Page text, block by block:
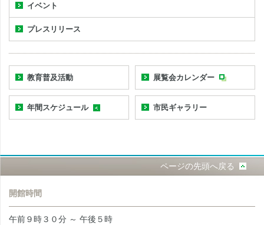
イベント
プレスリリース
教育普及活動 展覧会カレンダー
年間スケジュール 市民ギャラリー
ページの先頭へ戻る
開館時間
午前９時３０分 ～ 午後５時